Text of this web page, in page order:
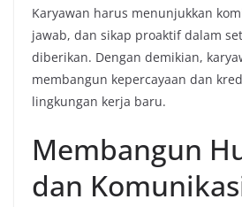
Karyawan harus menunjukkan
jawab, dan sikap proaktif dalam
diberikan. Dengan demikian,
membangun kepercayaan dan
lingkungan kerja baru.
Membangun
dan